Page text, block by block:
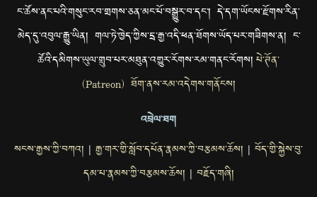
ང་ཚོས་ནང་པའི་གསུང་རབ་གྲགས་ཅན་མང་པོ་བསྒྱུར་བ་དང་། དེ་དག་ཡོངས་རྫོགས་རིན་
མེད་དུ་འབུལ་རྒྱུ་ཡིན། གལ་ཏེ་ཁྱེད་ཀྱིས་དྲ་རྒྱ་འདི་ཕན་ཐོགས་ཡོད་པར་གཟིགས་ན། ང་
ཚོའི་དམིགས་ཡུལ་གྲུབ་པར་མཐུན་འགྱུར་རོགས་རམ་གནང་རོགས།པེ་ཊོན་
(Patreon) ཐོག་ནས་རམ་འདེགས་གནོངས།
འབྲེལ་ཐག
སངས་རྒྱས་ཀྱི་བཀའ། | རྒྱ་གར་གྱི་སློབ་དཔོན་རྣམས་ཀྱི་བརྩམས་ཆོས། | བོད་གྱི་སྐྱེས་བུ་
དམ་པ་རྣམས་ཀྱི་བརྩམས་ཆོས། | བརྗོད་གཞི།